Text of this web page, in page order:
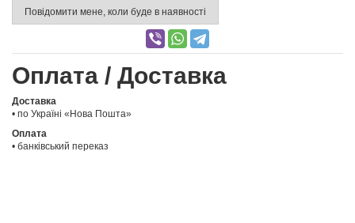
Повідомити мене, коли буде в наявності
Оплата / Доставка
Доставка
• по Україні «Нова Пошта»
Оплата
• банківський переказ